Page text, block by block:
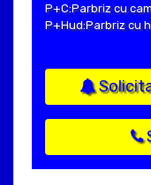
P+C:Parbriz cu
P+Hud:Parbriz cu